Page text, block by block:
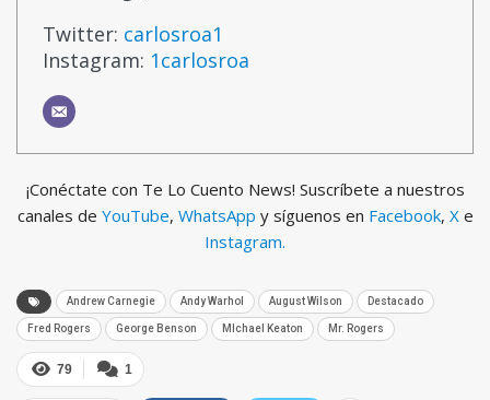
Twitter: carlosroa1
Instagram: 1carlosroa
¡Conéctate con Te Lo Cuento News! Suscríbete a nuestros
canales de YouTube, WhatsApp y síguenos en Facebook, X e
Instagram.
Andrew Carnegie Andy Warhol August Wilson Destacado
Fred Rogers George Benson MIchael Keaton Mr. Rogers
1
79